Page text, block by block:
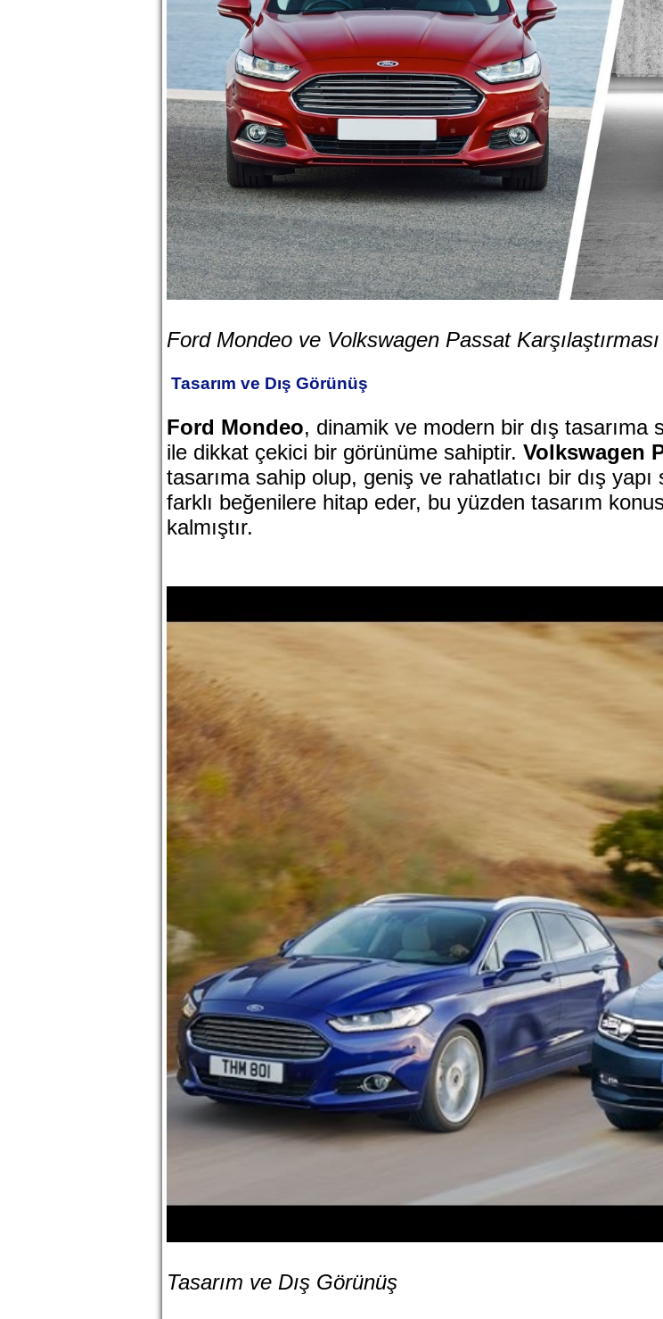
Ford Mondeo ve Volkswagen Passat Karşılaştırması
Tasarım ve Dış Görünüş
Ford Mondeo, dinamik ve modern bir dış
ile dikkat çekici bir görünüme sahiptir. Volkswagen
tasarıma sahip olup, geniş ve rahatlatıcı bir dış
farklı beğenilere hitap eder, bu yüzden tasarım
kalmıştır.
Tasarım ve Dış Görünüş